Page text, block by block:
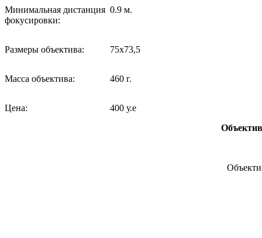
Минимальная дистанция
фокусировки:
0.9 м.
Размеры объектива: 75x73,5
Масса объектива: 460 г.
Цена:
400 у.е